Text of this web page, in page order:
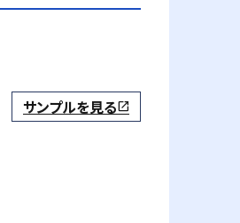
サンプルを見るopen_in_new